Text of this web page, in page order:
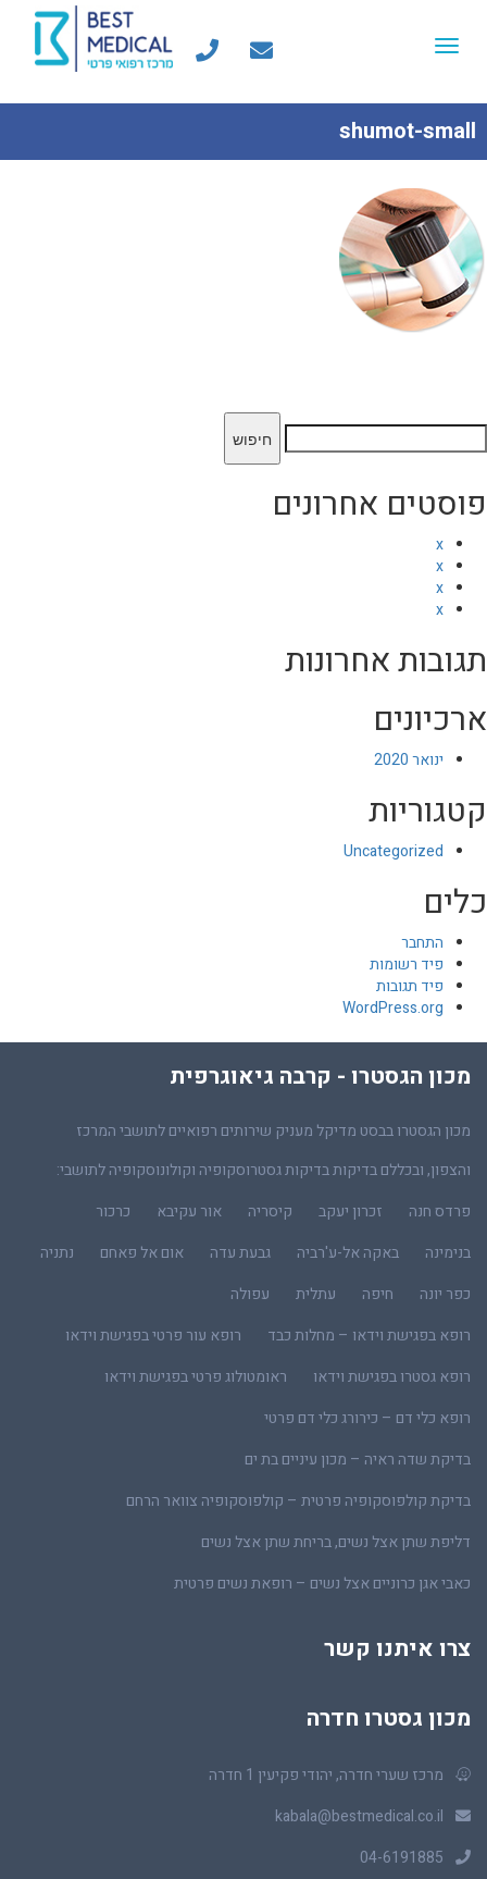
Toggle
shumot-small
חיפוש:
פוסטים אחרונים
x
x
x
x
תגובות אחרונות
ארכיונים
ינואר 2020
קטגוריות
Uncategorized
כלים
התחבר
פיד רשומות
פיד תגובות
WordPress.org
מכון הגסטרו - קרבה גיאוגרפית
מכון הגסטרו בבסט מדיקל מעניק שירותים רפואיים לתושבי המרכז
והצפון, ובכללם בדיקות בדיקות גסטרוסקופיה וקולונוסקופיה לתושבי:
פרדס חנה
זכרון יעקב קיסריה אור עקיבא
כרכור
בנימינה
באקה אל-ע'רביה גבעת עדה אום אל פאחם
נתניה
כפר יונה
חיפה עתלית
עפולה
רופא בפגישת וידאו – מחלות כבד
רופא עור פרטי בפגישת וידאו
רופא גסטרו בפגישת וידאו
ראומטולוג פרטי בפגישת וידאו
רופא כלי דם – כירורג כלי דם פרטי
בדיקת שדה ראיה – מכון עיניים בת ים
בדיקת קולפוסקופיה פרטית – קולפוסקופיה צוואר הרחם
דליפת שתן אצל נשים, בריחת שתן אצל נשים
כאבי אגן כרוניים אצל נשים – רופאת נשים פרטית
צרו איתנו קשר
מכון גסטרו חדרה
מרכז שערי חדרה, יהודי פקיעין 1 חדרה
kabala@bestmedical.co.il
04-6191885